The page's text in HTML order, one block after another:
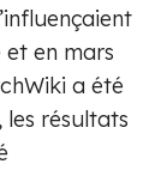
en mars
a été
résultats